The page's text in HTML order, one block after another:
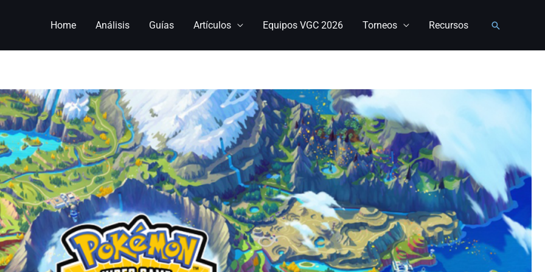
Home Análisis Guías Artículos Equipos VGC 2026 Torneos Recursos Buscar